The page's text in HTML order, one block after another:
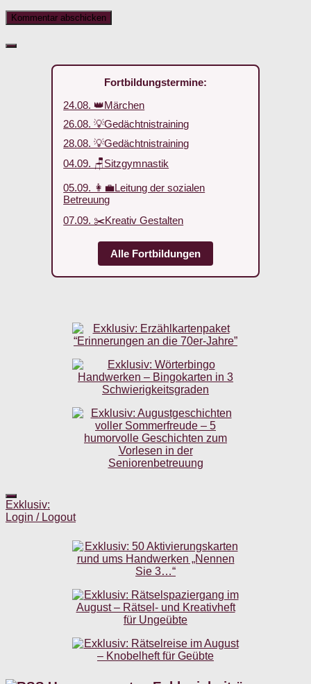
Fortbildungstermine:
24.08. 👑Märchen
26.08. 💡Gedächtnistraining
28.08. 💡Gedächtnistraining
04.09. 🪑Sitzgymnastik
05.09. 👩‍💼Leitung der sozialen
Betreuung
07.09. ✂️Kreativ Gestalten
Alle Fortbildungen
Exklusiv:
Login / Logout